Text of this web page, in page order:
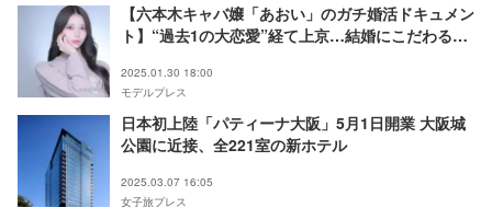
【六本木キャバ嬢「あおい」のガチ婚活ドキュメン
ト】“過去1の大恋愛”経て上京…結婚にこだわる理
2025.01.30 18:00
モデルプレス
日本初上陸「パティーナ⼤阪」5月1日開業 大阪城
公園に近接、全221室の新ホテル
2025.03.07 16:05
女子旅プレス